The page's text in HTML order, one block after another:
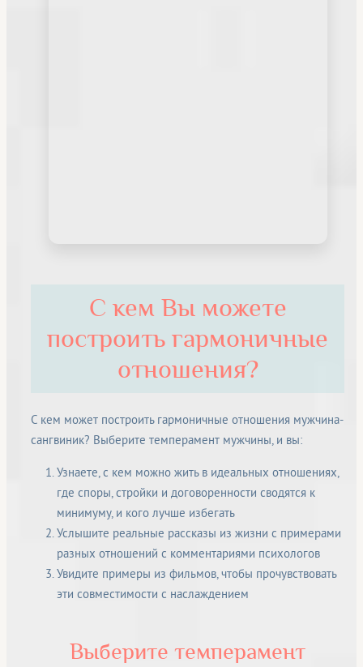
С кем Вы можете
построить гармоничные
отношения?
С кем может построить гармоничные отношения мужчина-
сангвиник? Выберите темперамент мужчины, и вы:
Узнаете, с кем можно жить в идеальных отношениях,
где споры, стройки и договоренности сводятся к
минимуму, и кого лучше избегать
Услышите реальные рассказы из жизни с примерами
разных отношений с комментариями психологов
Увидите примеры из фильмов, чтобы прочувствовать
эти совместимости с наслаждением
Выберите темперамент